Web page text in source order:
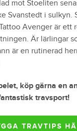
mot Stoeliten
Svanstedt i sulkyn.
Avenger är ett
Är lärlingar
är en rutinerad
köp gärna en
travsport!
TRAVTIPS